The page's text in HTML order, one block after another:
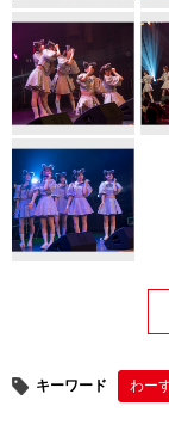
キーワード わー